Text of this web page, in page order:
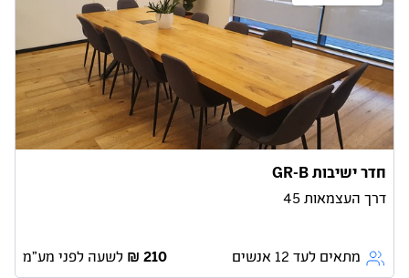
חדר ישיבות GR-B
דרך העצמאות 45
מתאים לעד 12 אנשים לשעה לפני מע״מ